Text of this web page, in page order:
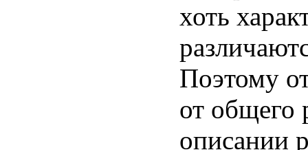
хоть
Поэтому
от общего
описании